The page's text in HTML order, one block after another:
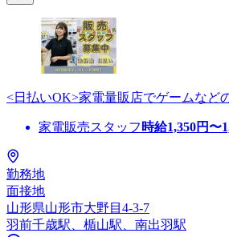
<日払いOK>家電量販店でゲームなど
家電販売スタッフ 時給1,350円〜
勤務地
面接地
山形県山形市大野目4-3-7
羽前千歳駅、楯山駅、南出羽駅